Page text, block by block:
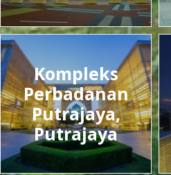
Kompleks
Perbadanan
Putrajaya,
Putrajaya